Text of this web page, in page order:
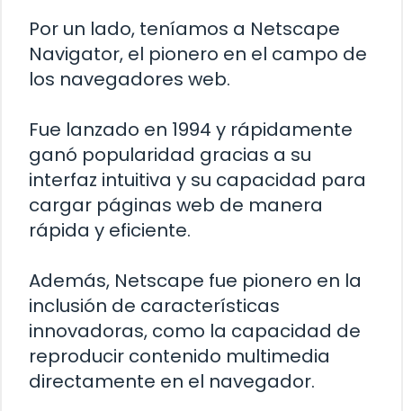
Por un lado, teníamos a Netscape
Navigator, el pionero en el campo de
los navegadores web.
Fue lanzado en 1994 y rápidamente
ganó popularidad gracias a su
interfaz intuitiva y su capacidad para
cargar páginas web de manera
rápida y eficiente.
Además, Netscape fue pionero en la
inclusión de características
innovadoras, como la capacidad de
reproducir contenido multimedia
directamente en el navegador.